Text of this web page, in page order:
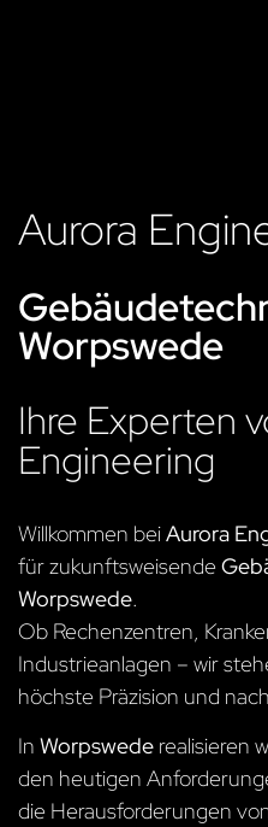
Aurora
Worpswede
Ihre Experten
Engineering
Willkommen beiAurora
für zukunftsweisende
Worpswede.
Ob Rechenzentren,
Industrieanlagen – wir
höchste Präzision und
In Worpswede realisieren
den heutigen
die Herausforderungen